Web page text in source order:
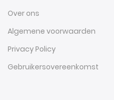
Over ons
Algemene voorwaarden
Privacy Policy
Gebruikersovereenkomst